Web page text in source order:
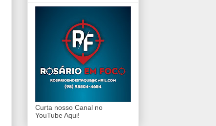
Curta nosso Canal no
YouTube Aqui!